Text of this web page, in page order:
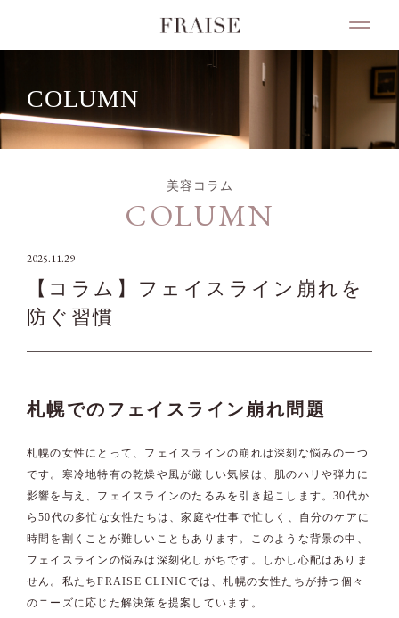
COLUMN
美容コラム
COLUMN
2025.11.29
【コラム】フェイスライン崩れを
防ぐ習慣
札幌でのフェイスライン崩れ問題
札幌の女性にとって、フェイスラインの崩れは深刻な悩みの一つ
です。寒冷地特有の乾燥や風が厳しい気候は、肌のハリや弾力に
影響を与え、フェイスラインのたるみを引き起こします。30代か
ら50代の多忙な女性たちは、家庭や仕事で忙しく、自分のケアに
時間を割くことが難しいこともあります。このような背景の中、
フェイスラインの悩みは深刻化しがちです。しかし心配はありま
せん。私たちFRAISE CLINICでは、札幌の女性たちが持つ個々
のニーズに応じた解決策を提案しています。